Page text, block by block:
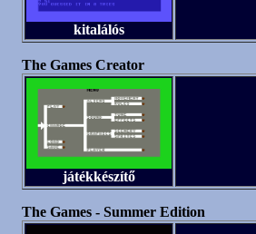
kitalálós
The Games Creator
játékkészítő
The Games - Summer Edition